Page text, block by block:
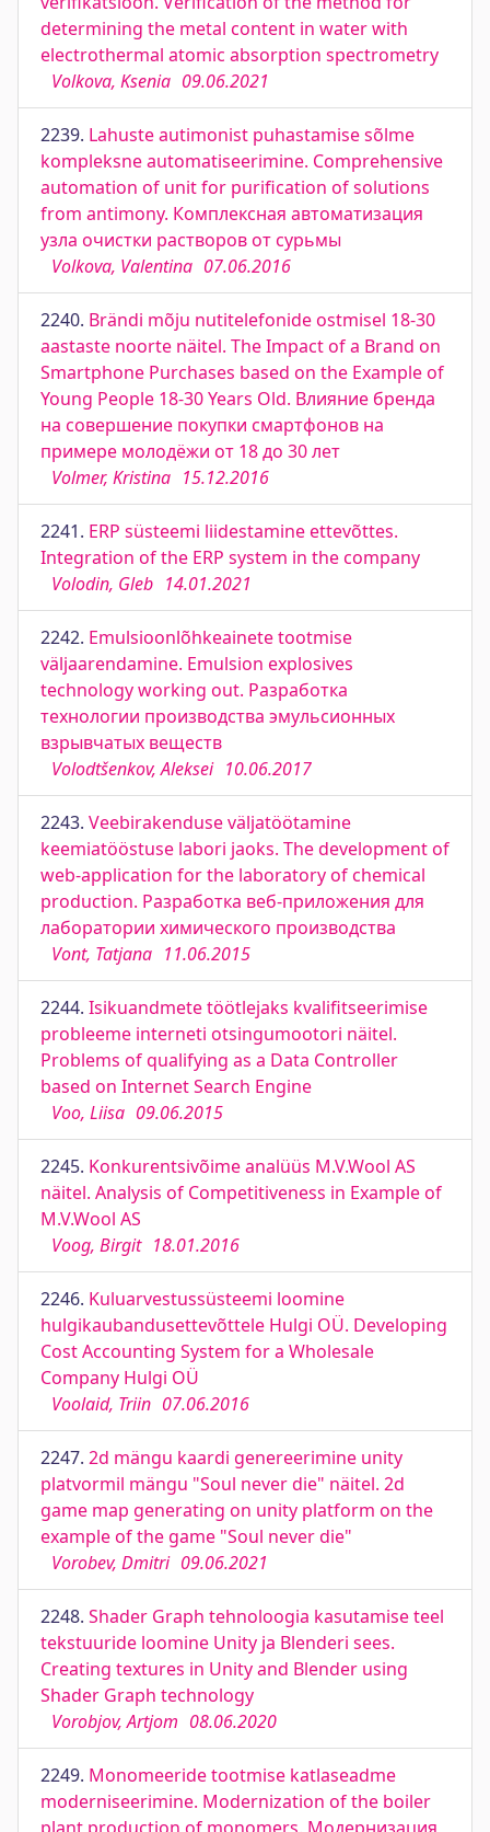
determining the metal content in water with
electrothermal atomic absorption spectrometry
Volkova, Ksenia 09.06.2021
2239. Lahuste autimonist puhastamise sõlme
kompleksne automatiseerimine. Comprehensive
automation of unit for purification of solutions
from antimony. Комплексная автоматизация
узла очистки растворов от сурьмы
Volkova, Valentina 07.06.2016
2240. Brändi mõju nutitelefonide ostmisel 18-30
aastaste noorte näitel. The Impact of a Brand on
Smartphone Purchases based on the Example of
Young People 18-30 Years Old. Влияние бренда
на совершение покупки смартфонов на
примере молодёжи от 18 до 30 лет
Volmer, Kristina 15.12.2016
2241. ERP süsteemi liidestamine ettevõttes.
Integration of the ERP system in the company
Volodin, Gleb 14.01.2021
2242. Emulsioonlõhkeainete tootmise
väljaarendamine. Emulsion explosives
technology working out. Разработка
технологии производства эмульсионных
взрывчатых веществ
Volodtšenkov, Aleksei 10.06.2017
2243. Veebirakenduse väljatöötamine
keemiatööstuse labori jaoks. The development of
web-application for the laboratory of chemical
production. Разработка веб-приложения для
лаборатории химического производства
Vont, Tatjana 11.06.2015
2244. Isikuandmete töötlejaks kvalifitseerimise
probleeme interneti otsingumootori näitel.
Problems of qualifying as a Data Controller
based on Internet Search Engine
Voo, Liisa 09.06.2015
2245. Konkurentsivõime analüüs M.V.Wool AS
näitel. Analysis of Competitiveness in Example of
M.V.Wool AS
Voog, Birgit 18.01.2016
2246. Kuluarvestussüsteemi loomine
hulgikaubandusettevõttele Hulgi OÜ. Developing
Cost Accounting System for a Wholesale
Company Hulgi OÜ
Voolaid, Triin 07.06.2016
2247. 2d mängu kaardi genereerimine unity
platvormil mängu "Soul never die" näitel. 2d
game map generating on unity platform on the
example of the game "Soul never die"
Vorobev, Dmitri 09.06.2021
2248. Shader Graph tehnoloogia kasutamise teel
tekstuuride loomine Unity ja Blenderi sees.
Creating textures in Unity and Blender using
Shader Graph technology
Vorobjov, Artjom 08.06.2020
2249. Monomeeride tootmise katlaseadme
moderniseerimine. Modernization of the boiler